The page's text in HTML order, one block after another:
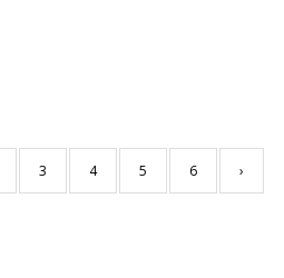
3 4 5 6 ›